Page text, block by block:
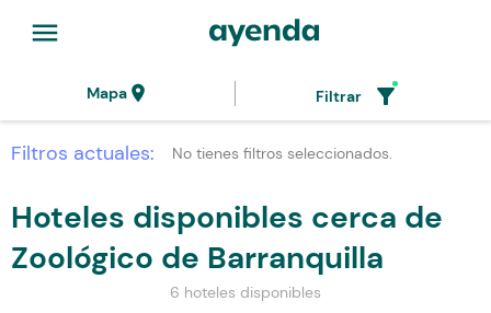
menu
Mapalocation_on Filtrar filter_alt
Filtros actuales: No tienes filtros seleccionados.
Hoteles disponibles cerca de
Zoológico de Barranquilla
6 hoteles disponibles